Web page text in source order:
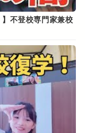
】不登校専門家兼校